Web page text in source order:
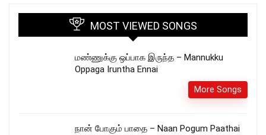
MOST VIEWED SONGS
மண்ணுக்கு ஒப்பாக இருந்த – Mannukku
Oppaga Iruntha Ennai
More Songs
நான் போகும் பாதை – Naan Pogum Paathai